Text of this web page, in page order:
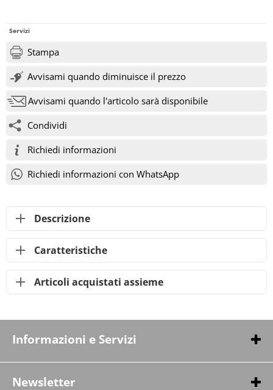
Servizi
Stampa
Avvisami quando diminuisce il prezzo
Avvisami quando l'articolo sarà disponibile
Condividi
Richiedi informazioni
Richiedi informazioni con WhatsApp
Descrizione
Caratteristiche
Articoli acquistati assieme
Informazioni e Servizi
Newsletter